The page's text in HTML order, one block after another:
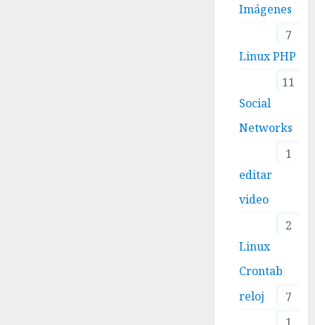
Imágenes
7
Linux PHP
11
Social
Networks
1
editar
video
2
Linux
Crontab
7
reloj